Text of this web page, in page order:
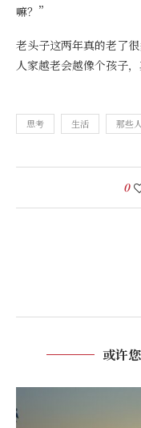
嘛？”
老头子这两年真的老了
人家越老会越像个孩子，
思考 生活 那些人
0
或许